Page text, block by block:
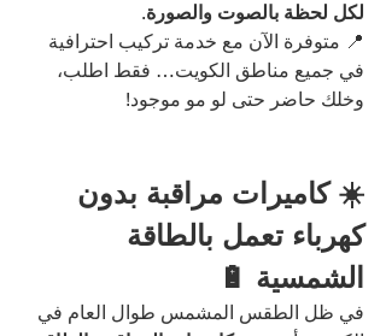
لكل لحظة بالصوت والصورة.
📍 متوفرة الآن مع خدمة تركيب احترافية
في جميع مناطق الكويت… فقط اطلب،
وخلك حاضر حتى لو مو موجود!
☀️ كاميرات مراقبة بدون
كهرباء تعمل بالطاقة
الشمسية 🔋
في ظل الطقس المشمس طوال العام في